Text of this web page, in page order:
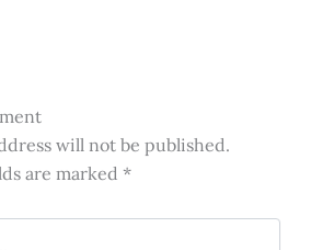
will not be published.
are marked *